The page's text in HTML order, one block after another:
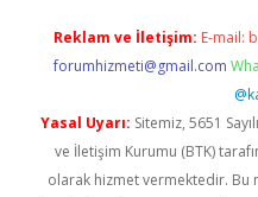
Reklam ve İletişim: E-mail:
forumhizmeti@gmail.com
Yasal Uyarı: Sitemiz, 5651
ve İletişim Kurumu (BTK)
olarak hizmet vermektedir.